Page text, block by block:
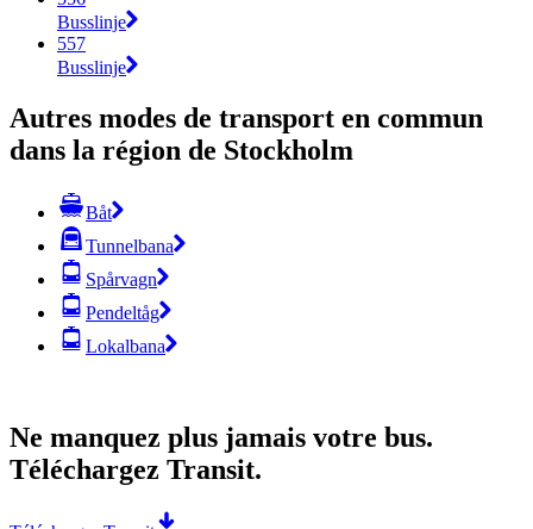
Busslinje
557
Busslinje
Autres modes de transport en commun
dans la région de Stockholm
Båt
Tunnelbana
Spårvagn
Pendeltåg
Lokalbana
Ne manquez plus jamais votre bus.
Téléchargez Transit.